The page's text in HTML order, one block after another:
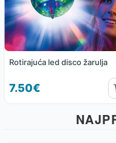
Rotirajuća led disco žarulja
7.50€